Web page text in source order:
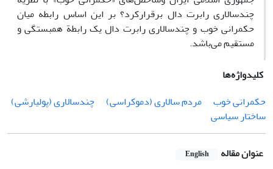
چندسالاری رابرت دال برقرارکرد؟ بر این اساس رابطه میان
حکمرانی خوب و چندسالاری رابرت دال یک رابطة همبستگی و
مستقیم می‌باشد.
کلیدواژه‌ها
حکمرانی خوب
مردم سالاری (دموکراسی)
چندسالاری (پولیارشی)
ساختار سیاسی
عنوان مقاله English